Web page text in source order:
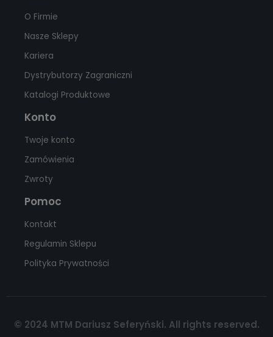
O Firmie
Nasze Sklepy
Kariera
Dystrybutorzy Zagraniczni
Katalogi Produktowe
Konto
Twoje konto
Zamówienia
Zwroty
Pomoc
Kontakt
Regulamin Sklepu
Polityka Prywatności
© 2024 MTM Dariusz Seferyński. All rights reserved.